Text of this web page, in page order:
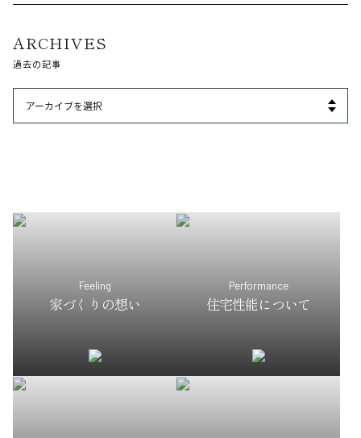
ARCHIVES
過去の記事
Feeling
家づくりの想い
Performance
住宅性能について